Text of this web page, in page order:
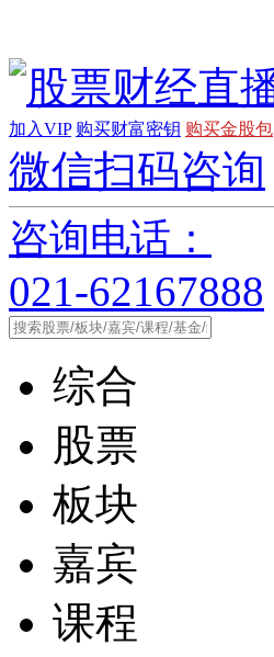
加入VIP 购买财富密钥 购买金股包
微信扫码咨询
咨询电话：
021-62167888
综合
股票
板块
嘉宾
课程